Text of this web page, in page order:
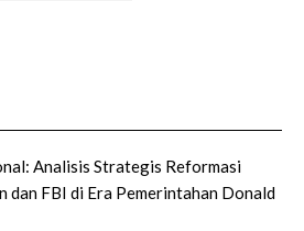
Analisis Strategis Reformasi
dan FBI di Era Pemerintahan Donald